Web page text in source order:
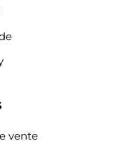
vente